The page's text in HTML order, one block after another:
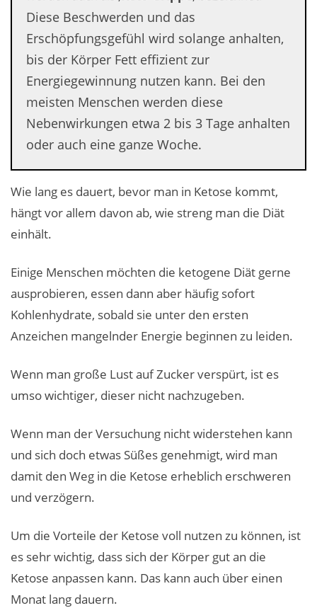
Diese Beschwerden und das
Erschöpfungsgefühl wird solange anhalten,
bis der Körper Fett effizient zur
Energiegewinnung nutzen kann. Bei den
meisten Menschen werden diese
Nebenwirkungen etwa 2 bis 3 Tage anhalten
oder auch eine ganze Woche.
Wie lang es dauert, bevor man in Ketose kommt,
hängt vor allem davon ab, wie streng man die Diät
einhält.
Einige Menschen möchten die ketogene Diät gerne
ausprobieren, essen dann aber häufig sofort
Kohlenhydrate, sobald sie unter den ersten
Anzeichen mangelnder Energie beginnen zu leiden.
Wenn man große Lust auf Zucker verspürt, ist es
umso wichtiger, dieser nicht nachzugeben.
Wenn man der Versuchung nicht widerstehen kann
und sich doch etwas Süßes genehmigt, wird man
damit den Weg in die Ketose erheblich erschweren
und verzögern.
Um die Vorteile der Ketose voll nutzen zu können, ist
es sehr wichtig, dass sich der Körper gut an die
Ketose anpassen kann. Das kann auch über einen
Monat lang dauern.